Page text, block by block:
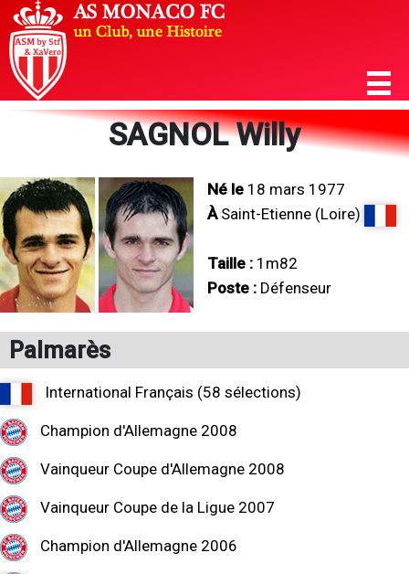
SAGNOL Willy
Né le 18 mars 1977
ÀSaint-Etienne (Loire)
Taille : 1m82
Poste : Défenseur
Palmarès
International Français (58 sélections)
Champion d'Allemagne 2008
Vainqueur Coupe d'Allemagne 2008
Vainqueur Coupe de la Ligue 2007
Champion d'Allemagne 2006